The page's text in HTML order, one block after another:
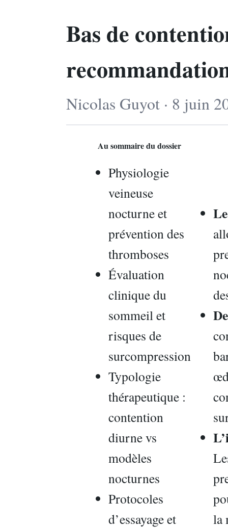
Bas de
Nicolas Guyot · 8 juin
Au sommaire du dossier
Physiologie
veineuse
nocturne et
prévention des
thromboses
Évaluation
clinique du
sommeil et
risques de
surcompression
Typologie
thérapeutique :
contention
diurne vs
modèles
nocturnes
Protocoles
d’essayage et
la